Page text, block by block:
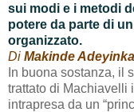
sui modi e i metodi
potere da parte di
organizzato.
Di Makinde Adeyinka
In buona sostanza, il
trattato di Machiavelli
intrapresa da un